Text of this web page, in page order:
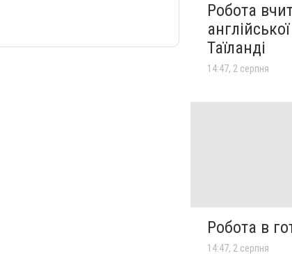
Робота
Таїланді
14:47, 2 серпня
Робота в
14:47, 2 серпня